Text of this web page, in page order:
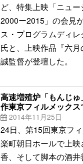
ど、特集上映「ニュ
2000ー2015」の会見
ス・プログラムディ
氏と、上映作品『六
誠監督が登壇した。
高速増殖炉「もんじ
作東京フィルメックス
2014年11月25日
24日、第15回東京フ
楽町朝日ホールで上
香、そして脚本の酒井